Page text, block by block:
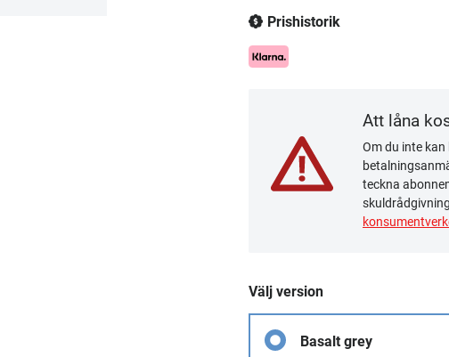
Prishistorik
Att låna
Om du inte
teckna
Välj version
Basalt grey